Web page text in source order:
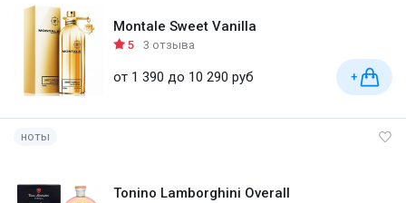
Montale Sweet Vanilla
5 3 отзыва
от 1 390 до 10 290 руб +
ноты
Tonino Lamborghini Overall